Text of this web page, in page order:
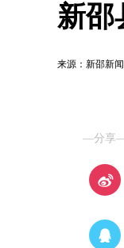
新邵
来源：新邵新
—分享